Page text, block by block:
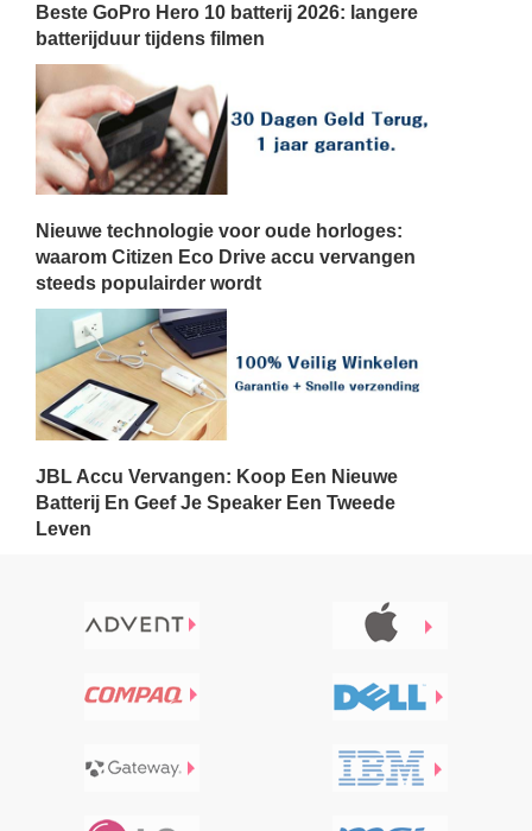
Beste GoPro Hero 10 batterij 2026: langere
batterijduur tijdens filmen
Nieuwe technologie voor oude horloges:
waarom Citizen Eco Drive accu vervangen
steeds populairder wordt
JBL Accu Vervangen: Koop Een Nieuwe
Batterij En Geef Je Speaker Een Tweede
Leven